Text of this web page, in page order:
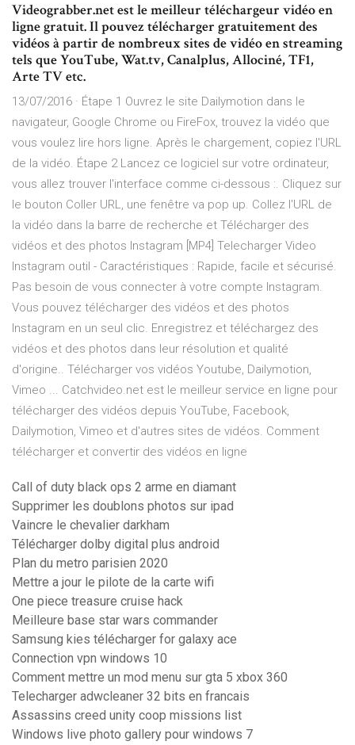
Videograbber.net est le meilleur téléchargeur vidéo en
ligne gratuit. Il pouvez télécharger gratuitement des
vidéos à partir de nombreux sites de vidéo en streaming
tels que YouTube, Wat.tv, Canalplus, Allociné, TF1,
Arte TV etc.
13/07/2016 · Étape 1 Ouvrez le site Dailymotion dans le
navigateur, Google Chrome ou FireFox, trouvez la vidéo que
vous voulez lire hors ligne. Après le chargement, copiez l'URL
de la vidéo. Étape 2 Lancez ce logiciel sur votre ordinateur,
vous allez trouver l'interface comme ci-dessous :. Cliquez sur
le bouton Coller URL, une fenêtre va pop up. Collez l'URL de
la vidéo dans la barre de recherche et Télécharger des
vidéos et des photos Instagram [MP4] Telecharger Video
Instagram outil - Caractéristiques : Rapide, facile et sécurisé.
Pas besoin de vous connecter à votre compte Instagram.
Vous pouvez télécharger des vidéos et des photos
Instagram en un seul clic. Enregistrez et téléchargez des
vidéos et des photos dans leur résolution et qualité
d'origine.. Télécharger vos vidéos Youtube, Dailymotion,
Vimeo ... Catchvideo.net est le meilleur service en ligne pour
télécharger des vidéos depuis YouTube, Facebook,
Dailymotion, Vimeo et d'autres sites de vidéos. Comment
télécharger et convertir des vidéos en ligne
Call of duty black ops 2 arme en diamant
Supprimer les doublons photos sur ipad
Vaincre le chevalier darkham
Télécharger dolby digital plus android
Plan du metro parisien 2020
Mettre a jour le pilote de la carte wifi
One piece treasure cruise hack
Meilleure base star wars commander
Samsung kies télécharger for galaxy ace
Connection vpn windows 10
Comment mettre un mod menu sur gta 5 xbox 360
Telecharger adwcleaner 32 bits en francais
Assassins creed unity coop missions list
Windows live photo gallery pour windows 7